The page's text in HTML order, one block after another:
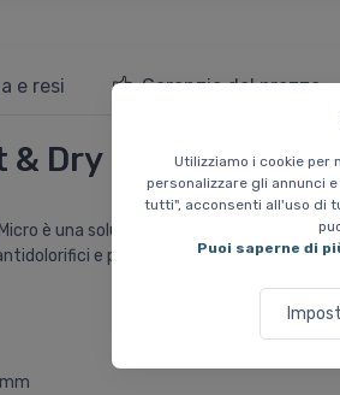
Utilizziamo i cookie per
personalizzare gli annunci
tutti", acconsenti all'uso di
Puoi saperne di
e resi Garanzia del prezzo
Dry Micro First
è una soluzione leggera progettata
e pastiglie per la purificazione